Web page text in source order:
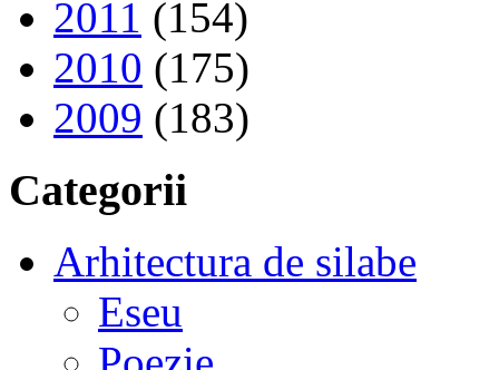
2011 (154)
2010 (175)
2009 (183)
Categorii
Arhitectura de silabe
Eseu